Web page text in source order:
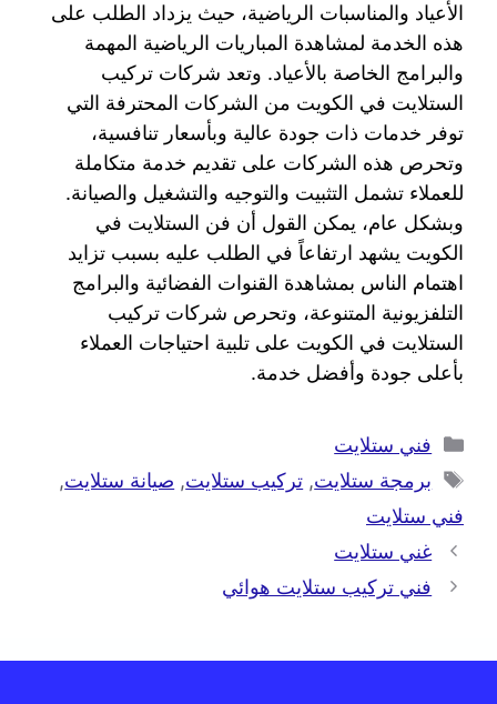
الأعياد والمناسبات الرياضية، حيث يزداد الطلب على
هذه الخدمة لمشاهدة المباريات الرياضية المهمة
والبرامج الخاصة بالأعياد. وتعد شركات تركيب
الستلايت في الكويت من الشركات المحترفة التي
توفر خدمات ذات جودة عالية وبأسعار تنافسية،
وتحرص هذه الشركات على تقديم خدمة متكاملة
للعملاء تشمل التثبيت والتوجيه والتشغيل والصيانة.
وبشكل عام، يمكن القول أن فن الستلايت في
الكويت يشهد ارتفاعاً في الطلب عليه بسبب تزايد
اهتمام الناس بمشاهدة القنوات الفضائية والبرامج
التلفزيونية المتنوعة، وتحرص شركات تركيب
الستلايت في الكويت على تلبية احتياجات العملاء
بأعلى جودة وأفضل خدمة.
فني ستلايت
برمجة ستلايت, تركيب ستلايت, صيانة ستلايت,
فني ستلايت
غني ستلايت
فني تركيب ستلايت هوائي